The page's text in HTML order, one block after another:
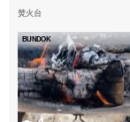
焚火台
BUNDOK